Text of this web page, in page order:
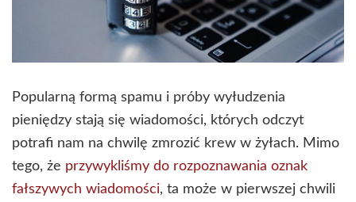
Popularną formą spamu i próby wyłudzenia
pieniędzy stają się wiadomości, których odczyt
potrafi nam na chwilę zmrozić krew w żyłach. Mimo
tego, że przywykliśmy do rozpoznawania oznak
fałszywych wiadomości, ta może w pierwszej chwili